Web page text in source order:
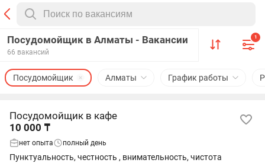
Посудомойщик в Алматы - Вакансии
66 вакансий
1
Алматы
Посудомойщик График работы
Посудомойщик в кафе
10 000 ₸
нет опыта полный день
Пунктуальность, честность , внимательность, чистота